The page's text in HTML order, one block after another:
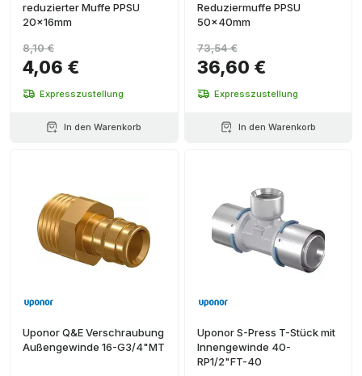
reduzierter Muffe PPSU
20x16mm
4,06 €
8,10 €
Expresszustellung
In den Warenkorb
Reduziermuffe PPSU
50x40mm
36,60 €
73,54 €
Expresszustellung
In den Warenkorb
Uponor Q&E Verschraubung
Außengewinde 16-G3/4"MT
Uponor S-Press T-Stück mit
Innengewinde 40-
RP1/2"FT-40